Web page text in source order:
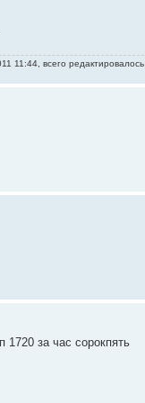
11:44, всего редактировалось
за час сорокпять